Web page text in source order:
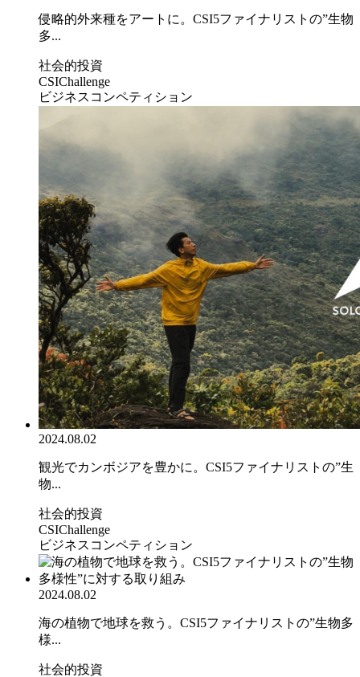
侵略的外来種をアートに。CSI5ファイナリストの”生物
多...
社会的投資
CSIChallenge
ビジネスコンペティション
2024.08.02
観光でカンボジアを豊かに。CSI5ファイナリストの”生
物...
社会的投資
CSIChallenge
ビジネスコンペティション
2024.08.02
海の植物で地球を救う。CSI5ファイナリストの”生物多
様...
社会的投資